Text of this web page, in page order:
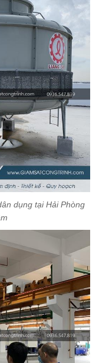
dụng tại Hải Phòng